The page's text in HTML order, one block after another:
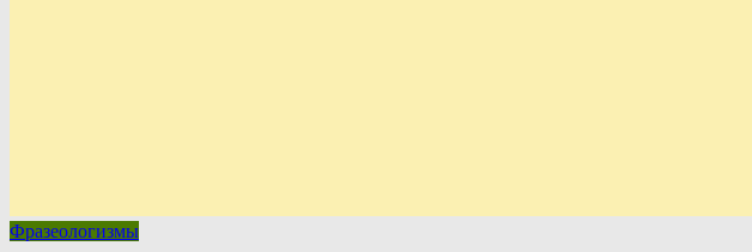
Фразеологизмы